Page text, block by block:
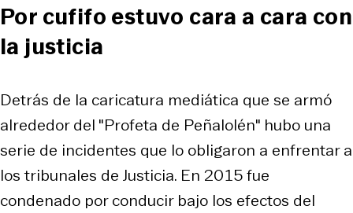
Por cufifo estuvo cara a cara con
la justicia
Detrás de la caricatura mediática que se armó
alrededor del "Profeta de Peñalolén" hubo una
serie de incidentes que lo obligaron a enfrentar a
los tribunales de Justicia. En 2015 fue
condenado por conducir bajo los efectos del